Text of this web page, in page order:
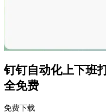
钉钉自动化上下班
全免费
免费下载